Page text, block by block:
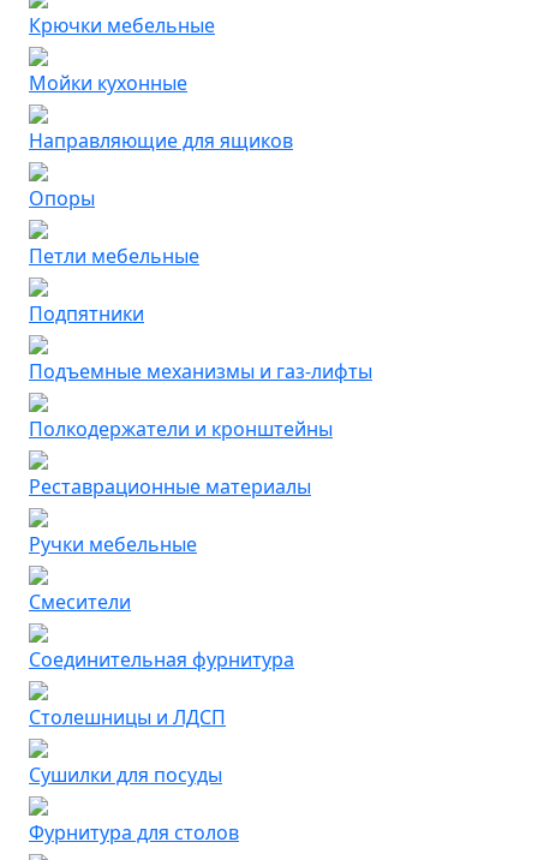
Крючки мебельные
Мойки кухонные
Направляющие для ящиков
Опоры
Петли мебельные
Подпятники
Подъемные механизмы и газ-лифты
Полкодержатели и кронштейны
Реставрационные материалы
Ручки мебельные
Смесители
Соединительная фурнитура
Столешницы и ЛДСП
Сушилки для посуды
Фурнитура для столов